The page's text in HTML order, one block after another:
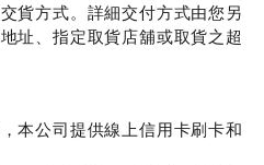
貨方式。詳細交付方式由您另
址、指定取貨店舖或取貨之超
本公司提供線上信用卡刷卡和